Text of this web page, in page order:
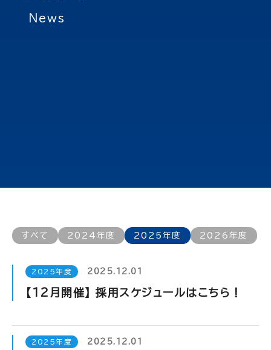
news
すべて 2024年度 2025年度 2026年度
2025年度 2025.12.01
【12月開催】 採用スケジュールはこちら！
2025年度 2025.12.01